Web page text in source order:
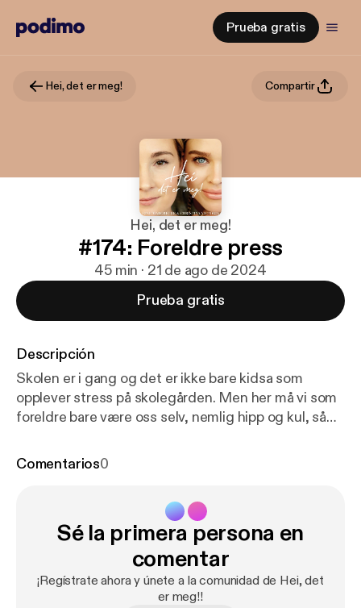
Prueba gratis
Hei, det er meg! Compartir
Hei, det er meg!
#174: Foreldre press
45 min · 21 de ago de 2024
Prueba gratis
Descripción
Skolen er i gang og det er ikke bare kidsa som
opplever stress på skolegården. Men her må vi som
foreldre bare være oss selv, nemlig hipp og kul, så
med å forberede hjemmet og interiøret til
-- Hosted on Acast. See acast.com/privacy [
acast.com/privacy] for more information.
Comentarios0
Sé la primera persona en
comentar
¡Regístrate ahora y únete a la comunidad de Hei, det
er meg!!